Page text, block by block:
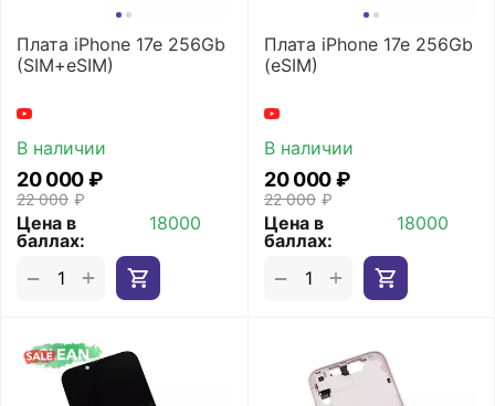
Плата iPhone 17e 256Gb
(SIM+eSIM)
В наличии
22 000 ₽
20 000₽
Цена в
баллах:
18000
+
−
Плата iPhone 17e 256Gb
(eSIM)
В наличии
22 000 ₽
20 000₽
Цена в
баллах:
18000
+
−